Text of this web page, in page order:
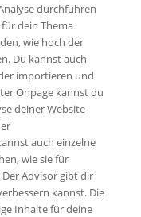
durchführen
dein Thema
wie hoch der
Du kannst auch
importieren und
Onpage kannst du
deiner Website
auch einzelne
wie sie für
Advisor gibt dir
kannst. Die
Inhalte für deine